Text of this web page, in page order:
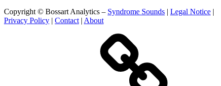
Copyright © Bossart Analytics – Syndrome Sounds | Legal Notice |
Privacy Policy | Contact | About